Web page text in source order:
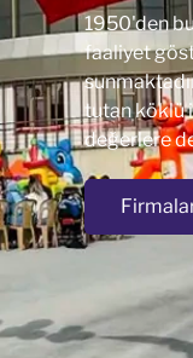
1950'den
faaliyet
tutan köklü
değerlere